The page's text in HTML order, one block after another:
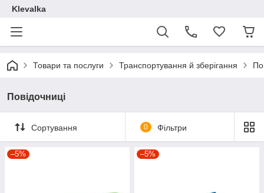
Klevalka
Товари та послуги Транспортування й зберігання
Повідочниці
Сортування 0 Фільтри
–5% –5%